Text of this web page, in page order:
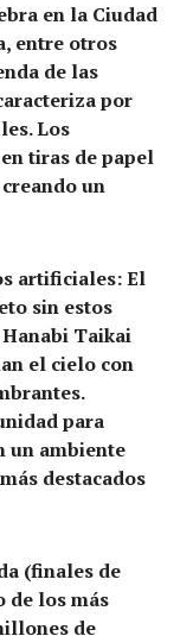
en la Ciudad
entre otros
de las
por
Los
tiras de papel
un
artificiales: El
sin estos
Taikai
el cielo con
para
un ambiente
destacados
(finales de
de los más
de